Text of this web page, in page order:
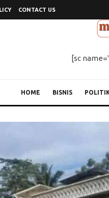
CONTACT US
[sc
HOME BISNIS